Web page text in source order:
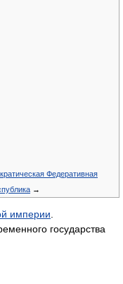
Федеративная
→
империи.
государства